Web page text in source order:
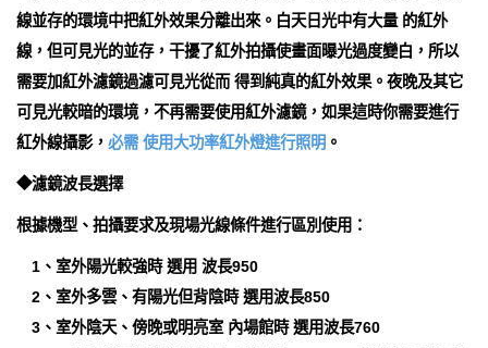
線並存的環境中把紅外效果分離出來。白天日光中有大量 的紅外
線，但可見光的並存，干擾了紅外拍攝使畫面曝光過度變白，所以
需要加紅外濾鏡過濾可見光從而 得到純真的紅外效果。夜晚及其它
可見光較暗的環境，不再需要使用紅外濾鏡，如果這時你需要進行
紅外線攝影， 必需 使用大功率紅外燈進行照明 。
◆濾鏡波長選擇
根據機型、拍攝要求及現場光線條件進行區別使用：
1、室外陽光較強時 選用 波長950
2、室外多雲、有陽光但背陰時 選用波長850
3、室外陰天、傍晚或明亮室 內場館時 選用波長760